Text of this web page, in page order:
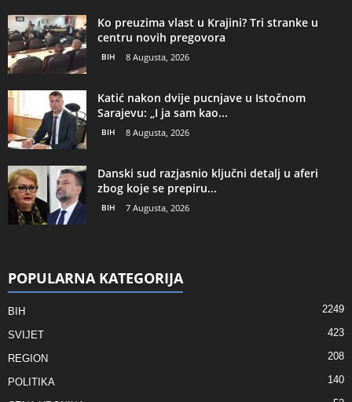
Ko preuzima vlast u Krajini? Tri stranke u
centru novih pregovora
BIH 8 Augusta, 2026
Katić nakon dvije pucnjave u Istočnom
Sarajevu: „I ja sam kao...
BIH 8 Augusta, 2026
Danski sud razjasnio ključni detalj u aferi
zbog koje se prepiru...
BIH 7 Augusta, 2026
POPULARNA KATEGORIJA
BIH 2249
SVIJET 423
REGION 208
POLITIKA 140